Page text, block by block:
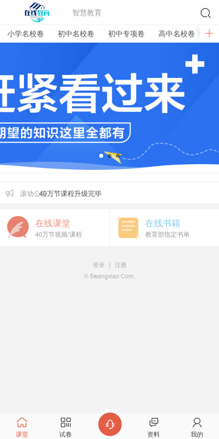
智慧教育
小学名校卷 初中名校卷 初中专项卷 高中名校卷 高
滚动公告：40万节课程升级完毕
在线课堂
40万节视频/课程
在线书籍
教育部指定书单
登录 | 注册
© 5wangxiao Com.
课堂 试卷
反馈
资料
我的